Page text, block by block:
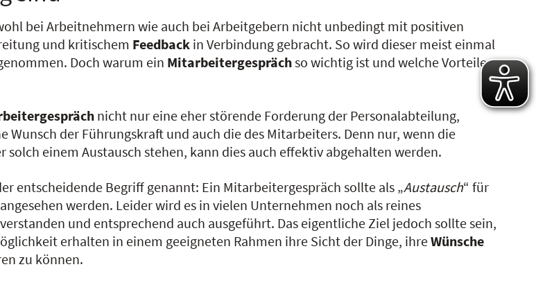
bei Arbeitnehmern wie auch bei Arbeitgebern nicht unbedingt mit positiven
und kritischem Feedback in Verbindung gebracht. So wird dieser meist einmal
Doch warum ein Mitarbeitergesprächso wichtig ist und welche Vorteile es
nicht nur eine eher störende Forderung der Personalabteilung,
Wunsch der Führungskraft und auch die des Mitarbeiters. Denn nur, wenn die
solch einem Austausch stehen, kann dies auch effektiv abgehalten werden.
entscheidende Begriff genannt: Ein Mitarbeitergespräch sollte als „Austausch“ für
werden. Leider wird es in vielen Unternehmen noch als reines
und entsprechend auch ausgeführt. Das eigentliche Ziel jedoch sollte sein,
erhalten in einem geeigneten Rahmen ihre Sicht der Dinge, ihreWünsche
zu können.